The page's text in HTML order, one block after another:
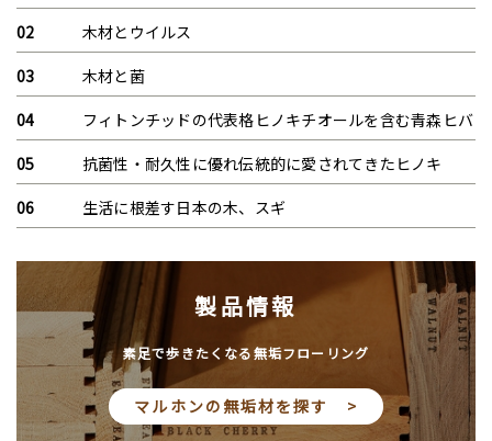
木材とウイルス
木材と菌
フィトンチッドの代表格ヒノキチオールを含む青森ヒバ
抗菌性・耐久性に優れ伝統的に愛されてきたヒノキ
生活に根差す日本の木、スギ
製品情報
素足で歩きたくなる無垢フローリング
マルホンの無垢材を探す >